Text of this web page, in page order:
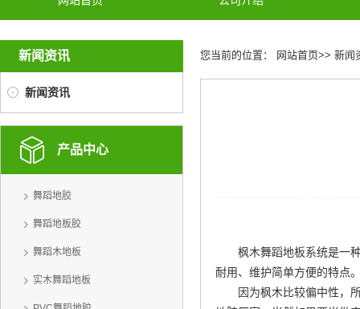
新闻资讯
新闻资讯
产品中心
舞蹈地胶
舞蹈地板胶
舞蹈木地板
实木舞蹈地板
您当前的位置： 网站首页>> 新闻
枫木舞蹈地板系统是一
耐用、维护简单方便的特点
因为枫木比较偏中性，